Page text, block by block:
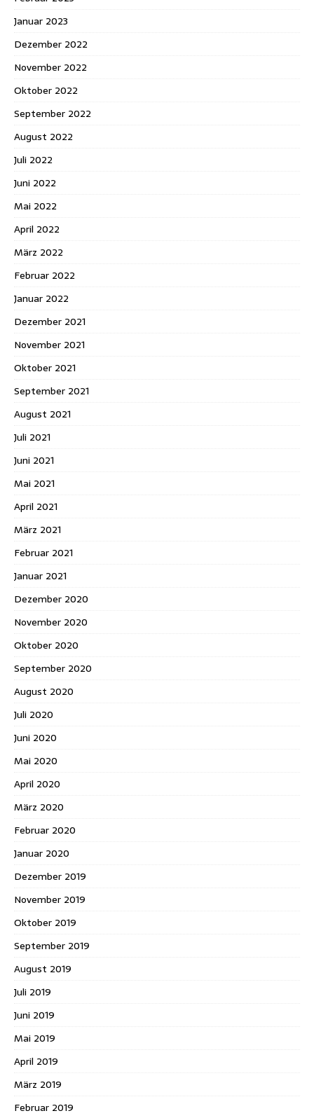
Januar 2023
Dezember 2022
November 2022
Oktober 2022
September 2022
August 2022
Juli 2022
Juni 2022
Mai 2022
April 2022
März 2022
Februar 2022
Januar 2022
Dezember 2021
November 2021
Oktober 2021
September 2021
August 2021
Juli 2021
Juni 2021
Mai 2021
April 2021
März 2021
Februar 2021
Januar 2021
Dezember 2020
November 2020
Oktober 2020
September 2020
August 2020
Juli 2020
Juni 2020
Mai 2020
April 2020
März 2020
Februar 2020
Januar 2020
Dezember 2019
November 2019
Oktober 2019
September 2019
August 2019
Juli 2019
Juni 2019
Mai 2019
April 2019
März 2019
Februar 2019